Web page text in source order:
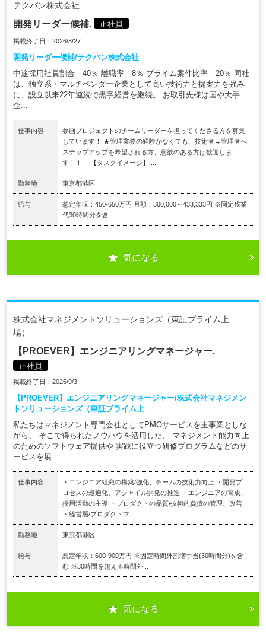
テクバン株式会社
開発リーダー候補. 正社員
掲載終了日：2026/8/27
開発リーダー候補/テクバン株式会社
中途採用社員割合 40％ 離職率 8％ プライム案件比率 20％ 同社
は、独立系・マルチベンダー企業として高い技術力と提案力を強み
に、設立以来22年連続で黒字経営を継続。 お取引先様は国や大手
企...
仕事内容
参画プロジェクトのチームリーダーを担ってくださる方を募集
しています！ ★管理業務の経験がなくても、技術者→管理者へ
ステップアップを希望される方、意欲のある方は歓迎しま
す！！ 【タスクイメージ】 ...
勤務地 東京都港区
給与
想定年収：450-650万円 月額：300,000～433,333円 ※固定残業
代30時間分を含...
気になる
株式会社マネジメントソリューションズ（東証プライム上
場）
【PROEVER】エンジニアリングマネージャー.
正社員
掲載終了日：2026/9/3
【PROEVER】エンジニアリングマネージャー/株式会社マネジメン
トソリューションズ（東証プライム上
私たちはマネジメント専門会社としてPMOサービスを主事業としな
がら、 そこで得られたノウハウを活用した、 マネジメント能力向上
のためのソフトウェア提供や 実践に役立つ研修プログラムなどのサ
ービスを展...
仕事内容
・エンジニア組織の構築/強化、チームの技術力向上 ・開発プ
ロセスの最適化、アジャイル開発の推進 ・エンジニアの育成、
採用活動の主導 ・プロダクトの品質/技術的負債の管理、改善
・経営層/プロダクトマ...
勤務地 東京都港区
給与
想定年収：600-900万円 ※固定時間外割増手当(30時間分)を含
む ※30時間を超える時間外...
気になる